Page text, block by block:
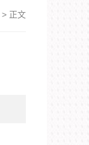
> 正文